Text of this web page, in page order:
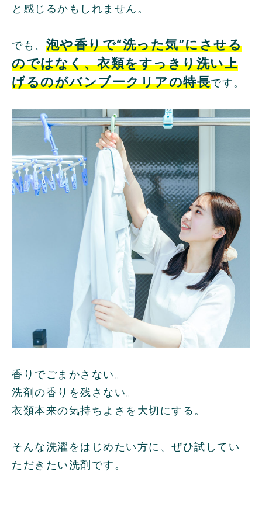
と感じるかもしれません。
でも、 泡や香りで“洗った気”にさせる
のではなく、衣類をすっきり洗い上
げるのがバンブークリアの特長です。
香りでごまかさない。
洗剤の香りを残さない。
衣類本来の気持ちよさを大切にする。
そんな洗濯をはじめたい方に、ぜひ試してい
ただきたい洗剤です。